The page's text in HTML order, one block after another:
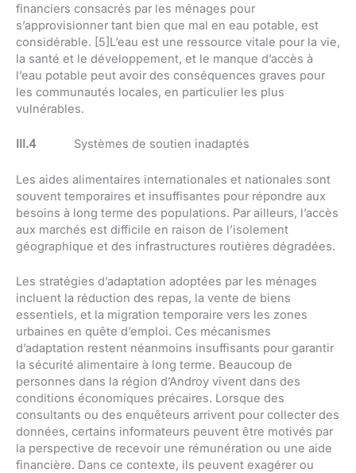
financiers consacrés par les ménages pour
s’approvisionner tant bien que mal en eau potable, est
considérable. [5]L’eau est une ressource vitale pour la vie,
la santé et le développement, et le manque d’accès à
l’eau potable peut avoir des conséquences graves pour
les communautés locales, en particulier les plus
vulnérables.
III.4 Systèmes de soutien inadaptés
Les aides alimentaires internationales et nationales sont
souvent temporaires et insuffisantes pour répondre aux
besoins à long terme des populations. Par ailleurs, l’accès
aux marchés est difficile en raison de l’isolement
géographique et des infrastructures routières dégradées.
Les stratégies d’adaptation adoptées par les ménages
incluent la réduction des repas, la vente de biens
essentiels, et la migration temporaire vers les zones
urbaines en quête d’emploi. Ces mécanismes
d’adaptation restent néanmoins insuffisants pour garantir
la sécurité alimentaire à long terme. Beaucoup de
personnes dans la région d’Androy vivent dans des
conditions économiques précaires. Lorsque des
consultants ou des enquêteurs arrivent pour collecter des
données, certains informateurs peuvent être motivés par
la perspective de recevoir une rémunération ou une aide
financière. Dans ce contexte, ils peuvent exagérer ou